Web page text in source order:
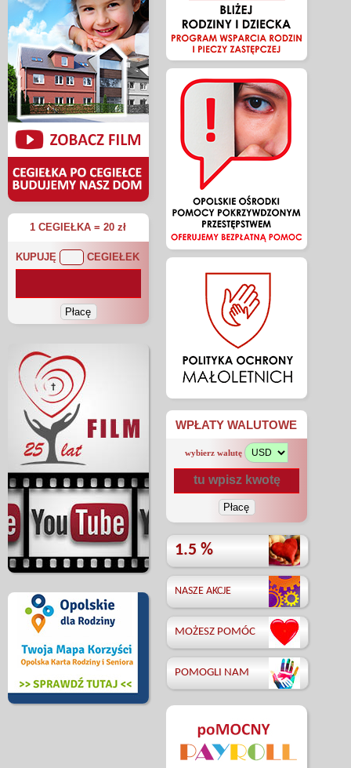
1 CEGIEŁKA = 20 zł
KUPUJĘ CEGIEŁEK
WPŁATY WALUTOWE
wybierz walutę
1.5 %
NASZE AKCJE
MOŻESZ POMÓC
POMOGLI NAM